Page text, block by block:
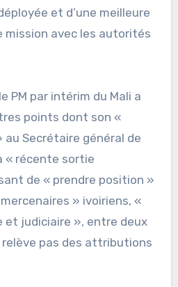
et d’une meilleure
avec les autorités
PM par intérim du Mali a
points dont son «
Secrétaire général de
« récente sortie
de « prendre position »
» ivoiriens, «
et judiciaire », entre deux
relève pas des attributions